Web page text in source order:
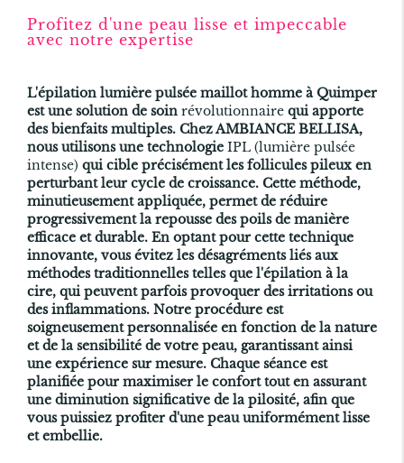
Profitez d'une peau lisse et impeccable
avec notre expertise
L'épilation lumière pulsée maillot homme à Quimper
est une solution de soin révolutionnaire qui apporte
des bienfaits multiples. Chez AMBIANCE BELLISA,
nous utilisons une technologie IPL (lumière pulsée
intense) qui cible précisément les follicules pileux en
perturbant leur cycle de croissance. Cette méthode,
minutieusement appliquée, permet de réduire
progressivement la repousse des poils de manière
efficace et durable. En optant pour cette technique
innovante, vous évitez les désagréments liés aux
méthodes traditionnelles telles que l'épilation à la
cire, qui peuvent parfois provoquer des irritations ou
des inflammations. Notre procédure est
soigneusement personnalisée en fonction de la nature
et de la sensibilité de votre peau, garantissant ainsi
une expérience sur mesure. Chaque séance est
planifiée pour maximiser le confort tout en assurant
une diminution significative de la pilosité, afin que
vous puissiez profiter d'une peau uniformément lisse
et embellie.